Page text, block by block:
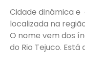
Cidade dinâmica
localizada na
O nome vem dos
do Rio Tejuco.